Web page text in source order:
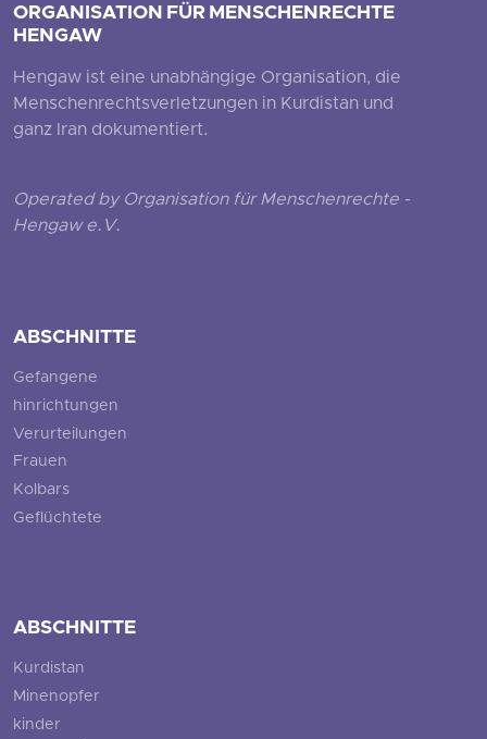
ORGANISATION FÜR MENSCHENRECHTE
HENGAW
Hengaw ist eine unabhängige Organisation, die
Menschenrechtsverletzungen in Kurdistan und
ganz Iran dokumentiert.
Operated by Organisation für Menschenrechte -
Hengaw e.V.
ABSCHNITTE
Gefangene
hinrichtungen
Verurteilungen
Frauen
Kolbars
Geflüchtete
ABSCHNITTE
Kurdistan
Minenopfer
kinder